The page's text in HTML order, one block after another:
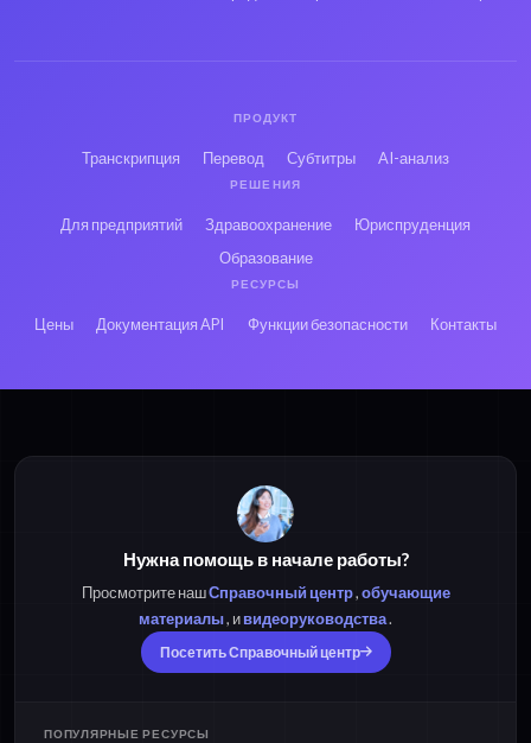
XSPF на Французский
XSPF на Русский в
XSPF на Японский в
MP3 на Китайский
MP4 на Китайский
M4A на Китайский
(кантонский) в текст
OPUS на Китайский
(кантонский) в текст
OGG на Китайский
(кантонский) в текст
WAV на Китайский
(кантонский) в текст
ПРОДУКТ
Транскрипция Перевод Субтитры AI-анализ
РЕШЕНИЯ
Для предприятий Здравоохранение
Юриспруденция
Образование
РЕСУРСЫ
Цены Документация API Функции безопасности Контакты
Нужна помощь в начале работы?
Просмотрите нашСправочный центр,обучающие
материалы, ивидеоруководства.
Посетить Справочный центр
ПОПУЛЯРНЫЕ РЕСУРСЫ